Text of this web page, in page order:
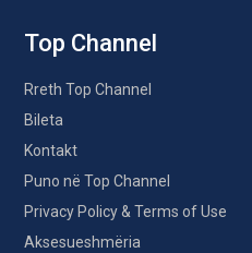
Top Channel
Rreth Top Channel
Bileta
Kontakt
Puno në Top Channel
Privacy Policy & Terms of Use
Aksesueshmëria